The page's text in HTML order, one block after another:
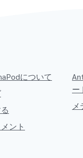
について
ント
ー
メ